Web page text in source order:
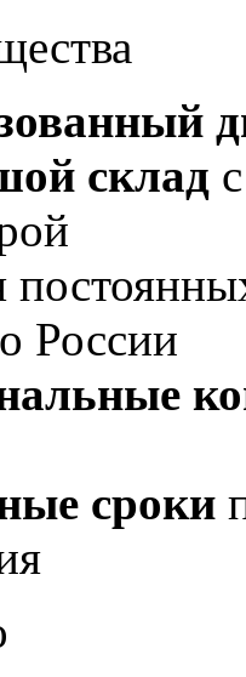
склад
России
сроки